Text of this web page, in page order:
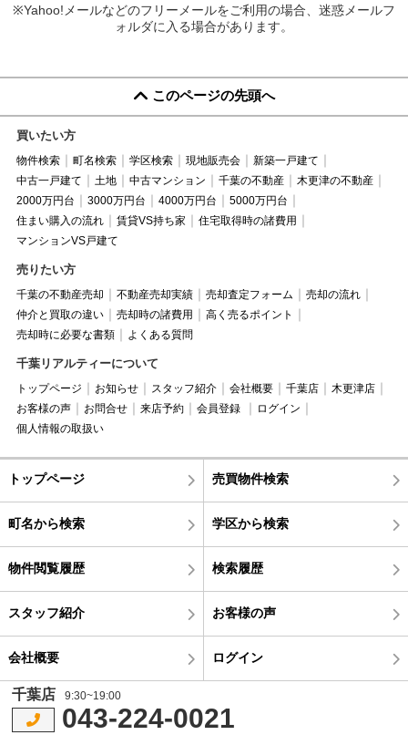
※Yahoo!メールなどのフリーメールをご利用の場合、迷惑メールフ
ォルダに入る場合があります。
このページの先頭へ
買いたい方
物件検索 町名検索 学区検索 現地販売会
新築一戸建て
中古一戸建て
土地 中古マンション 千葉の不動産
木更津の不動産
2000万円台
3000万円台 4000万円台
5000万円台
住まい購入の流れ
賃貸VS持ち家
住宅取得時の諸費用
マンションVS戸建て
売りたい方
千葉の不動産売却 不動産売却実績 売却査定フォーム
売却の流れ
仲介と買取の違い
売却時の諸費用
高く売るポイント
売却時に必要な書類
よくある質問
千葉リアルティーについて
トップページ お知らせ スタッフ紹介 会社概要 千葉店
木更津店
お客様の声
お問合せ 来店予約 会員登録
ログイン
個人情報の取扱い
トップページ 売買物件検索
町名から検索 学区から検索
物件閲覧履歴 検索履歴
スタッフ紹介 お客様の声
会社概要 ログイン
千葉店 9:30~19:00
043-224-0021